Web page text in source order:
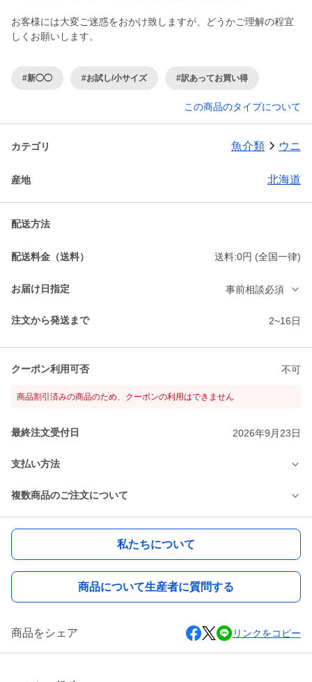
お客様には大変ご迷惑をおかけ致しますが、どうかご理解の程宜
しくお願いします。
#新◯◯ #お試し/小サイズ #訳あってお買い得
この商品のタイプについて
カテゴリ 魚介類 ウニ
産地 北海道
配送方法
配送料金（送料） 送料:0円 (全国一律)
お届け日指定 事前相談必須
注文から発送まで 2~16日
クーポン利用可否 不可
商品割引済みの商品のため、クーポンの利用はできません
最終注文受付日 2026年9月23日
支払い方法
複数商品のご注文について
私たちについて
商品について生産者に質問する
商品をシェア リンクをコピー